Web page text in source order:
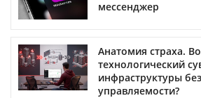
мессенджер
Анатомия страха.
технологический
инфраструктуры
управляемости?